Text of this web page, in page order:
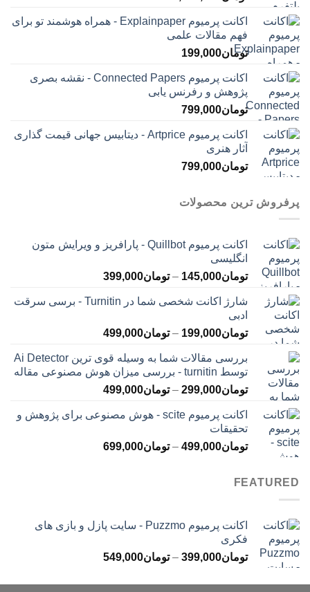
اکانت پرمیوم Explainpaper - همراه هوشمند تو برای
فهم مقالات علمی
تومان199,000
اکانت پرمیوم Connected Papers - نقشه بصری
پژوهش و رفرنس یابی
تومان799,000
اکانت پرمیوم Artprice - دیتابیس جهانی قیمت ‌گذاری
آثار هنری
تومان799,000
پرفروش ترین محصولات
اکانت پرمیوم Quillbot - پارافریز و ویرایش متون
انگلیسی
تومان145,000
– تومان399,000محدوده
تومان145,000
تومان399,000
شارژ اکانت شخصی شما در Turnitin - برسی سرقت
ادبی
تومان199,000
– تومان499,000محدوده
تومان199,000
تا
تومان499,000
بررسی مقالات شما به وسیله قوی ترین Ai Detector
توسط turnitin - بررسی میزان هوش مصنوعی مقاله
تومان299,000
– تومان499,000محدوده
تومان299,000
تومان499,000
اکانت پرمیوم scite - هوش مصنوعی برای پژوهش و
تحقیقات
تومان499,000
– تومان699,000محدوده
FEATURED
اکانت پرمیوم Puzzmo - سایت پازل و بازی های
فکری
تومان399,000
– تومان549,000محدوده
تومان399,000